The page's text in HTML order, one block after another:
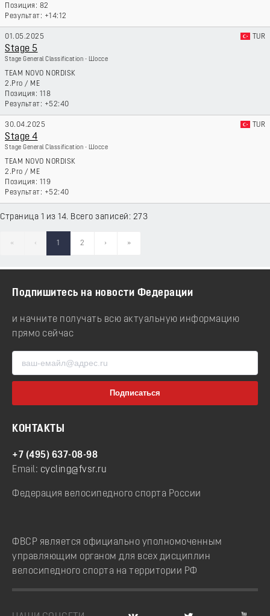
82
+14:12
01.05.2025 TUR
Stage 5
Stage General Classification - Шоссе
TEAM NOVO NORDISK
2.Pro / ME
118
+52:40
30.04.2025 TUR
Stage 4
Stage General Classification - Шоссе
TEAM NOVO NORDISK
2.Pro / ME
119
+52:40
Страница 1 из 14. Всего записей: 273
« ‹ 1 2 › »
Подпишитесь на новости Федерации
и начните получать всю актуальную информацию
прямо сейчас
КОНТАКТЫ
+7 (495) 637-08-98
Email: cycling@fvsr.ru
Федерация велосипедного спорта России
ФВСР является официально уполномоченным
управляющим органом для всех дисциплин
велосипедного спорта на территории РФ